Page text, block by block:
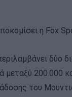
η Fox
δύο
μεταξύ
του